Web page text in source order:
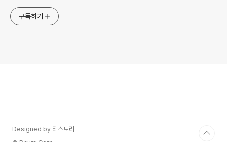
구독하기
Designed by 티스토리